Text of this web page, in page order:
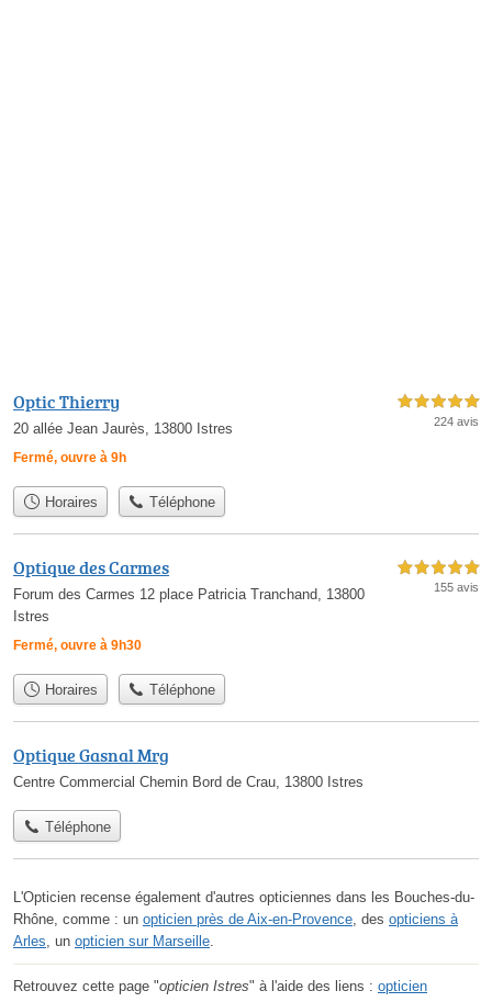
Optic Thierry
20 allée Jean Jaurès, 13800 Istres
Fermé, ouvre à 9h
5,0 étoiles sur 5
224 avis
Horaires Téléphone
Optique des Carmes
Forum des Carmes 12 place Patricia Tranchand, 13800
Istres
Fermé, ouvre à 9h30
5,0 étoiles sur 5
155 avis
Horaires Téléphone
Optique Gasnal Mrg
Centre Commercial Chemin Bord de Crau, 13800 Istres
Téléphone
L'Opticien recense également d'autres opticiennes dans les Bouches-du-
Rhône, comme : un opticien près de Aix-en-Provence , des opticiens à
Arles , un opticien sur Marseille
Retrouvez cette page "opticien Istres" à l'aide des liens : opticien